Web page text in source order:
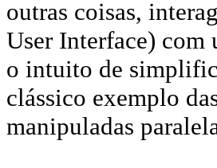
outras coisas,
User Interface) com
o intuito de
clássico exemplo
manipuladas